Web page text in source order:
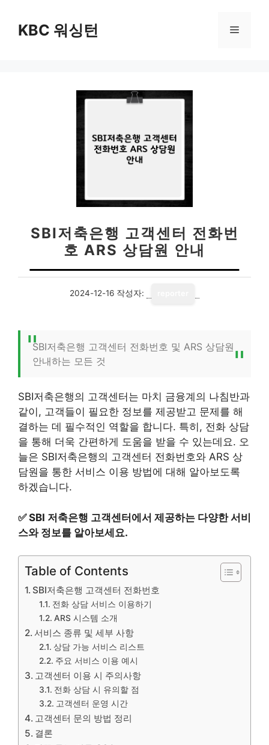
KBC 워싱턴 메
SBI저축은행 고객센터 전화번
호 ARS 상담원 안내
2024-12-16 작성자:
SBI저축은행 고객센터 전화번호 및 ARS 상담원
안내하는 모든 것
SBI저축은행의 고객센터는 마치 금융계의 나침반과
같이, 고객들이 필요한 정보를 제공받고 문제를 해
결하는 데 필수적인 역할을 합니다. 특히, 전화 상담
을 통해 더욱 간편하게 도움을 받을 수 있는데요. 오
늘은 SBI저축은행의 고객센터 전화번호와 ARS 상
담원을 통한 서비스 이용 방법에 대해 알아보도록
하겠습니다.
✅SBI 저축은행 고객센터에서 제공하는 다양한 서비
스와 정보를 알아보세요.
Table of Contents
SBI저축은행 고객센터 전화번호
전화 상담 서비스 이용하기
ARS 시스템 소개
서비스 종류 및 세부 사항
상담 가능 서비스 리스트
주요 서비스 이용 예시
고객센터 이용 시 주의사항
전화 상담 시 유의할 점
고객센터 운영 시간
고객센터 문의 방법 정리
결론